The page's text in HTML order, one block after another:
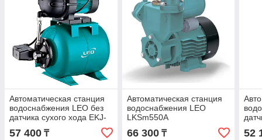
Автоматическая станция
водоснабжения LEO без
датчика сухого хода EKJ-
57 400 ₸
Автоматическая станция
водоснабжения LEO
LKSm550А
66 300₸ 52